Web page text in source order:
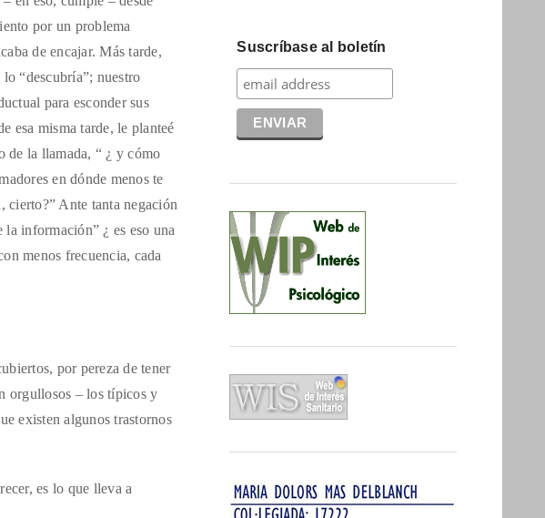
por un problema
de encajar. Más tarde,
“descubría”; nuestro
para esconder sus
esa misma tarde, le planteé
de la llamada, “ ¿ y cómo
en dónde menos te
cierto?” Ante tanta negación
información” ¿ es eso una
menos frecuencia, cada
por pereza de tener
orgullosos – los típicos y
existen algunos trastornos
es lo que lleva a
Suscríbase al boletín